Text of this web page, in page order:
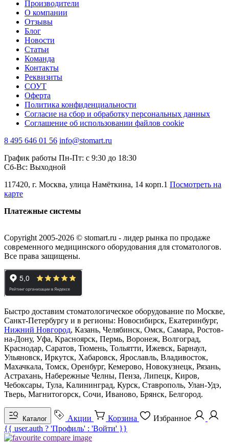
Производители
О компании
Отзывы
Блог
Новости
Статьи
Команда
Контакты
Реквизиты
СОУТ
Оферта
Политика конфиденциальности
Согласие на сбор и обработку персональных данных
Соглашение об использовании файлов cookie
8 495 646 01 56 info@stomart.ru
График работы Пн-Пт: с 9:30 до 18:30
Сб-Вс: Выходной
117420, г. Москва, улица Намёткина, 14 корп.1 Посмотреть на
карте
Платежные системы
Copyright 2005-2026 © stomart.ru - лидер рынка по продаже
современного медицинского оборудования для стоматологов.
Все права защищены.
Быстро доставим стоматологическое оборудование по Москве,
Санкт-Петербургу и в регионы: Новосибирск, Екатеринбург,
Нижний Новгород, Казань, Челябинск, Омск, Самара, Ростов-
на-Дону, Уфа, Красноярск, Пермь, Воронеж, Волгоград,
Краснодар, Саратов, Тюмень, Тольятти, Ижевск, Барнаул,
Ульяновск, Иркутск, Хабаровск, Ярославль, Владивосток,
Махачкала, Томск, Оренбург, Кемерово, Новокузнецк, Рязань,
Астрахань, Набережные Челны, Пенза, Липецк, Киров,
Чебоксары, Тула, Калининград, Курск, Ставрополь, Улан-Удэ,
Тверь, Магнитогорск, Сочи, Иваново, Брянск, Белгород.
Каталог Акции Корзина
Избранное
{{ user.auth ? 'Профиль' : 'Войти' }}